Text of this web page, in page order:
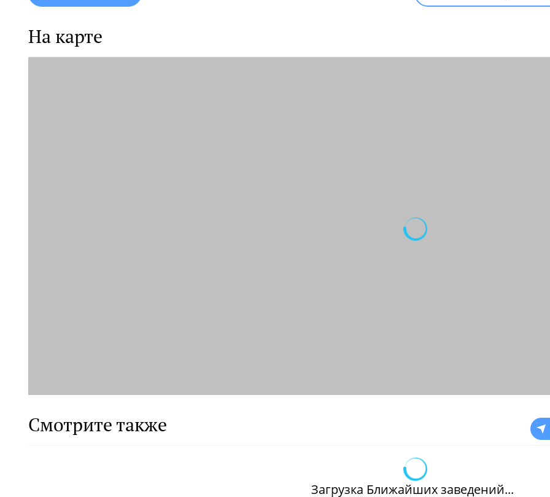
На карте
Смотрите также
Загрузка Ближайших заведений...